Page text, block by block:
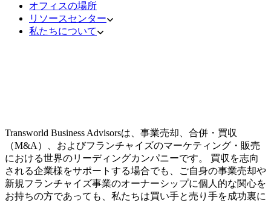
オフィスの場所
リソースセンター
私たちについて
Transworld Business Advisorsは、事業売却、合併・買収
（M&A）、およびフランチャイズのマーケティング・販売
における世界のリーディングカンパニーです。 買収を志向
される企業様をサポートする場合でも、ご自身の事業売却や
新規フランチャイズ事業のオーナーシップに個人的な関心を
お持ちの方であっても、私たちは買い手と売り手を成功裏に